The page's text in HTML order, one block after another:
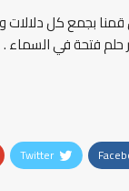
بجمع كل دلالات
حلم فتحة في السماء .
Twitter